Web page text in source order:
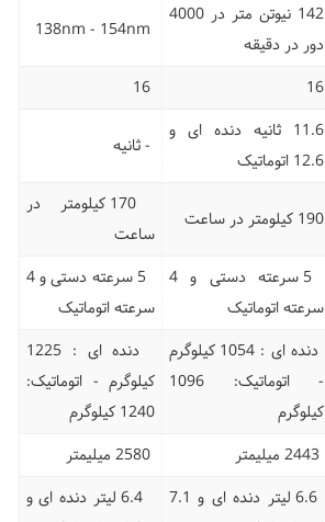
142 نیوتن متر در 4000
دور در دقیقه
16
11.6 ثانیه دنده ای و
12.6 اتوماتیک
- ثانیه
190 کیلومتر در ساعت
170 کیلومتر در
ساعت
5 سرعته دستی و 4
سرعته اتوماتیک
5 سرعته دستی و 4
سرعته اتوماتیک
دنده ای : 1054 کیلوگرم
- اتوماتیک: 1096
کیلوگرم
دنده ای : 1225
کیلوگرم - اتوماتیک:
1240 کیلوگرم
6.6 لیتر دنده ای و 7.1
6.4 لیتر دنده ای و